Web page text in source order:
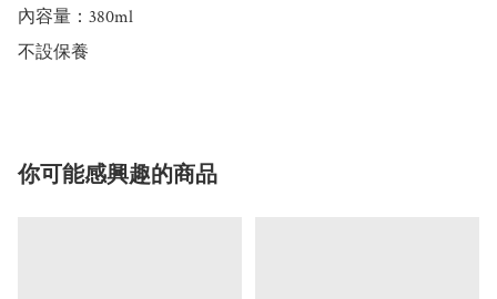
內容量：380ml
不設保養
你可能感興趣的商品